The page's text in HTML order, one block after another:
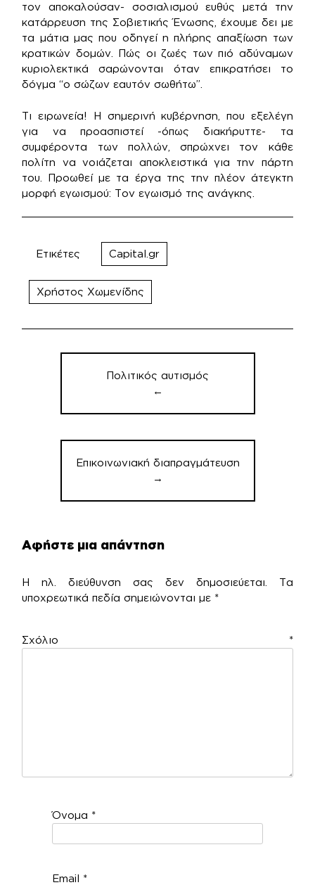
τον αποκαλούσαν- σοσιαλισμού ευθύς μετά την
κατάρρευση της Σοβιετικής Ένωσης, έχουμε δει με
τα μάτια μας που οδηγεί η πλήρης απαξίωση των
κρατικών δομών. Πώς οι ζωές των πιό αδύναμων
κυριολεκτικά σαρώνονται όταν επικρατήσει το
δόγμα “ο σώζων εαυτόν σωθήτω”.
Τι ειρωνεία! Η σημερινή κυβέρνηση, που εξελέγη
για να προασπιστεί -όπως διακήρυττε- τα
συμφέροντα των πολλών, σπρώχνει τον κάθε
πολίτη να νοιάζεται αποκλειστικά για την πάρτη
του. Προωθεί με τα έργα της την πλέον άτεγκτη
μορφή εγωισμού: Τον εγωισμό της ανάγκης.
Ετικέτες Capital.gr
Χρήστος Χωμενίδης
Πλοήγηση
άρθρωνΠολιτικός αυτισμός
←
Επικοινωνιακή διαπραγμάτευση
→
Αφήστε μια απάντηση
Η ηλ. διεύθυνση σας δεν δημοσιεύεται.
Τα
υποχρεωτικά πεδία σημειώνονται με *
Σχόλιο *
Όνομα *
Email *